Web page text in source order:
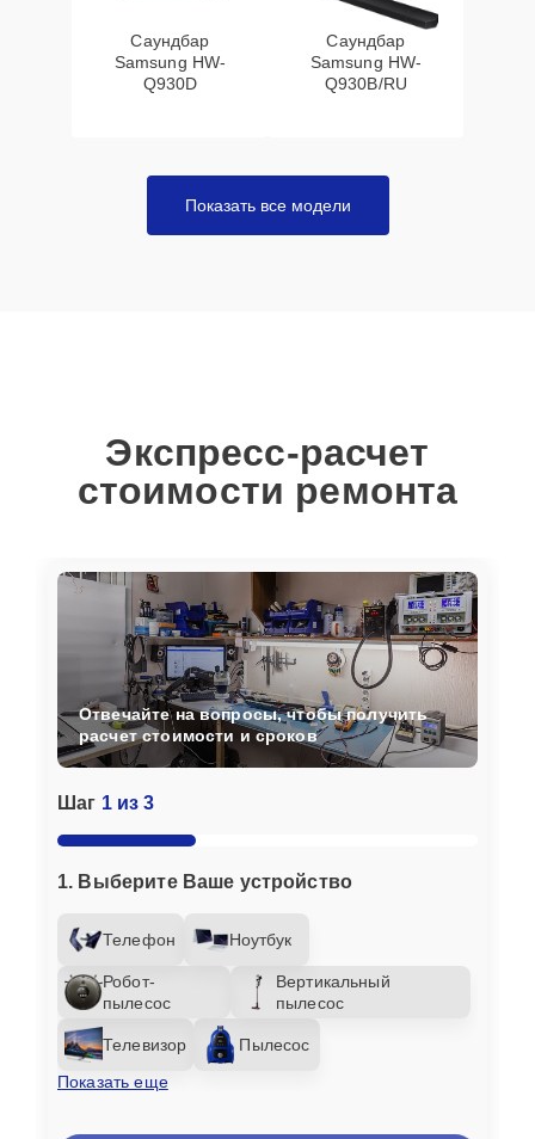
Саундбар
Samsung HW-
Q930D
Саундбар
Samsung HW-
Q930B/RU
Показать все модели
Экспресс-расчет
стоимости ремонта
Шаг 1 из 3
1. Выберите Ваше устройство
Телефон Ноутбук
Робот-
пылесос
Вертикальный
пылесос
Телевизор
Пылесос
Показать еще
Отвечайте на вопросы, чтобы получить
расчет стоимости и сроков